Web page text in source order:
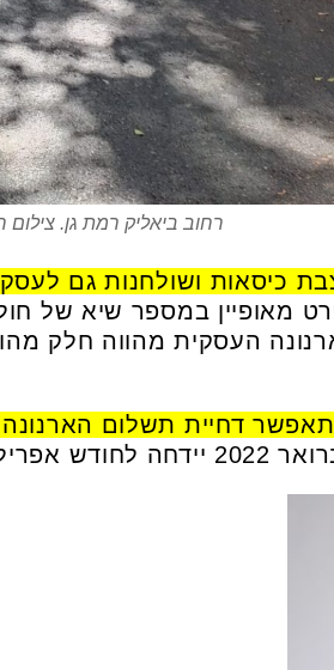
רחוב ביאליק רמת גן. צילום
כיסאות ושולחנות גם
מאופיין במספר שיא של
העסקית מהווה חלק
תאפשר דחיית תשלום
2022.